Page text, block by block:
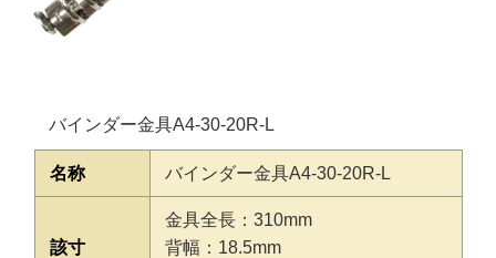
バインダー金具A4-30-20R-L
名称 バインダー金具A4-30-20R-L
該寸
金具全長：310mm
背幅：18.5mm